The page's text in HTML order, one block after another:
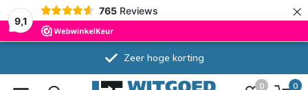
9,1
765 Reviews ×
0 0
Zeer hoge korting